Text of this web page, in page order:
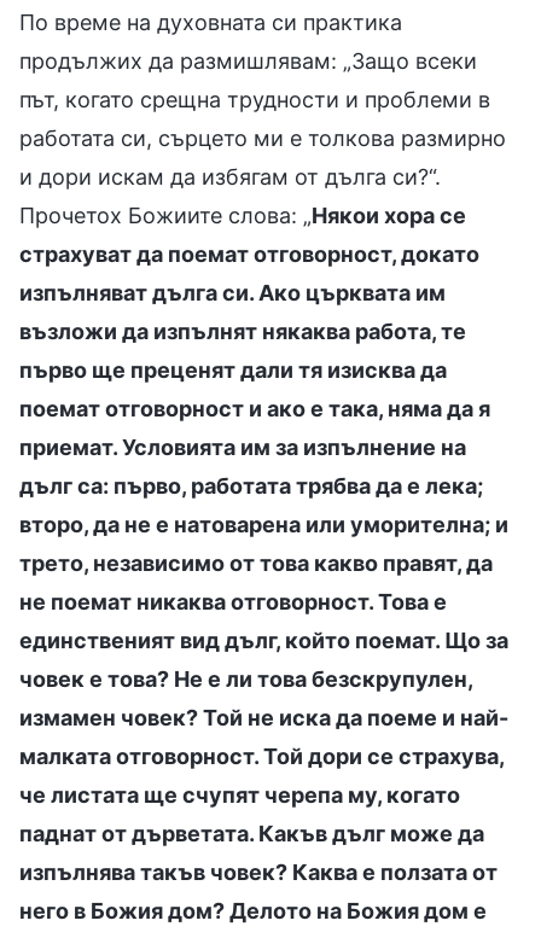
По време на духовната си практика
продължих да размишлявам: „Защо всеки
път, когато срещна трудности и проблеми в
работата си, сърцето ми е толкова размирно
и дори искам да избягам от дълга си?“.
Прочетох Божиите слова: „Някои хора се
страхуват да поемат отговорност, докато
изпълняват дълга си. Ако църквата им
възложи да изпълнят някаква работа, те
първо ще преценят дали тя изисква да
поемат отговорност и ако е така, няма да я
приемат. Условията им за изпълнение на
дълг са: първо, работата трябва да е лека;
второ, да не е натоварена или уморителна; и
трето, независимо от това какво правят, да
не поемат никаква отговорност. Това е
единственият вид дълг, който поемат. Що за
човек е това? Не е ли това безскрупулен,
измамен човек? Той не иска да поеме и най-
малката отговорност. Той дори се страхува,
че листата ще счупят черепа му, когато
паднат от дърветата. Какъв дълг може да
изпълнява такъв човек? Каква е ползата от
него в Божия дом? Делото на Божия дом е